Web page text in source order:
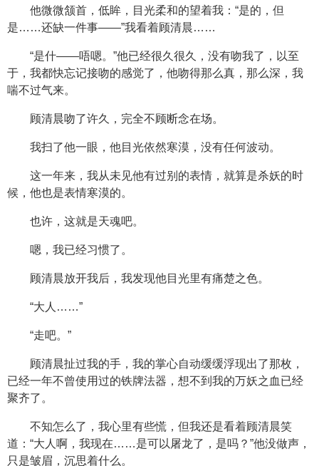
他微微颔首，低眸，目光柔和的望着我：“是的，但
是……还缺一件事——”我看着顾清晨……
“是什——唔嗯。”他已经很久很久，没有吻我了，以至
于，我都快忘记接吻的感觉了，他吻得那么真，那么深，我
喘不过气来。
顾清晨吻了许久，完全不顾断念在场。
我扫了他一眼，他目光依然寒漠，没有任何波动。
这一年来，我从未见他有过别的表情，就算是杀妖的时
候，他也是表情寒漠的。
也许，这就是天魂吧。
嗯，我已经习惯了。
顾清晨放开我后，我发现他目光里有痛楚之色。
“大人……”
“走吧。”
顾清晨扯过我的手，我的掌心自动缓缓浮现出了那枚，
已经一年不曾使用过的铁牌法器，想不到我的万妖之血已经
聚齐了。
不知怎么了，我心里有些慌，但我还是看着顾清晨笑
道：“大人啊，我现在……是可以屠龙了，是吗？”他没做声，
只是皱眉，沉思着什么。